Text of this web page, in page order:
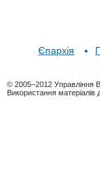
Єпархія
© 2005–2012 Управління
Використання